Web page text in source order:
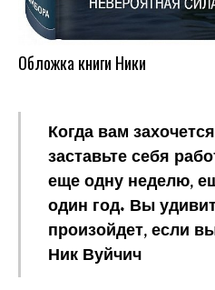
Обложка книги Ники
Когда вам
заставьте себя
еще одну неделю,
один год. Вы
произойдет, если
Ник Вуйчич